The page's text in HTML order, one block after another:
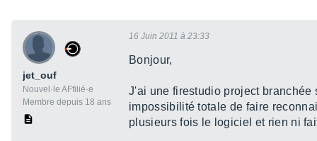
jet_ouf
Nouvel·le AFfilié·e
Membre depuis 18 ans
16 Juin 2011 à 23:33
Bonjour,
J'ai une firestudio project
impossibilité totale de faire
plusieurs fois le logiciel et rien ni